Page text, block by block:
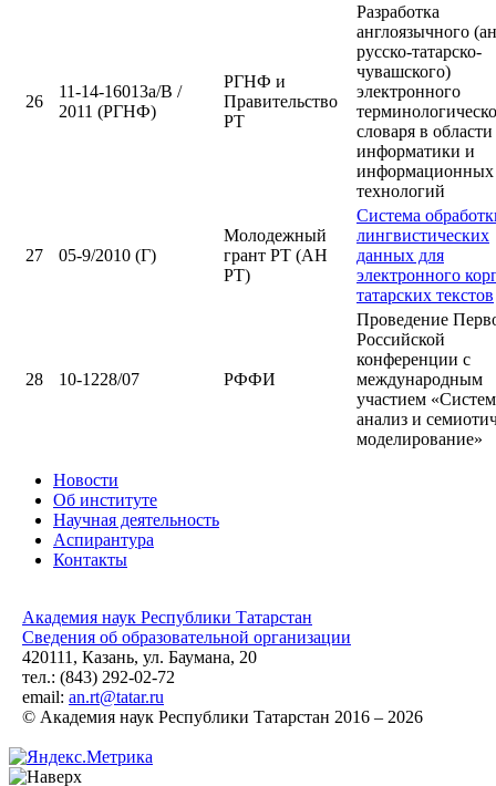
26
11-14-16013а/В /
2011 (РГНФ)
РГНФ и
Правительство
РТ
Разработка
англоязычного
русско-татарско-
чувашского)
электронного
словаря в области
информатики и
информационных
технологий
27 05-9/2010 (Г)
Молодежный
грант РТ (АН
РТ)
Система
лингвистических
данных для
электронного
татарских текстов
28 10-1228/07 РФФИ
Проведение
Российской
конференции с
международным
участием
анализ и
моделирование»
Новости
Об институте
Научная деятельность
Аспирантура
Контакты
Академия наук Республики Татарстан
Сведения об образовательной организации
420111, Казань, ул. Баумана, 20
тел.: (843) 292-02-72
email: an.rt@tatar.ru
© Академия наук Республики Татарстан 2016 – 2026